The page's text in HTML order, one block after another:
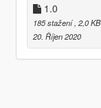
1.0
185 stažení , 2,0 KB
20. Říjen 2020